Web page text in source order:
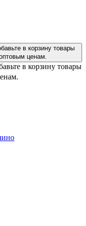
в корзину товары